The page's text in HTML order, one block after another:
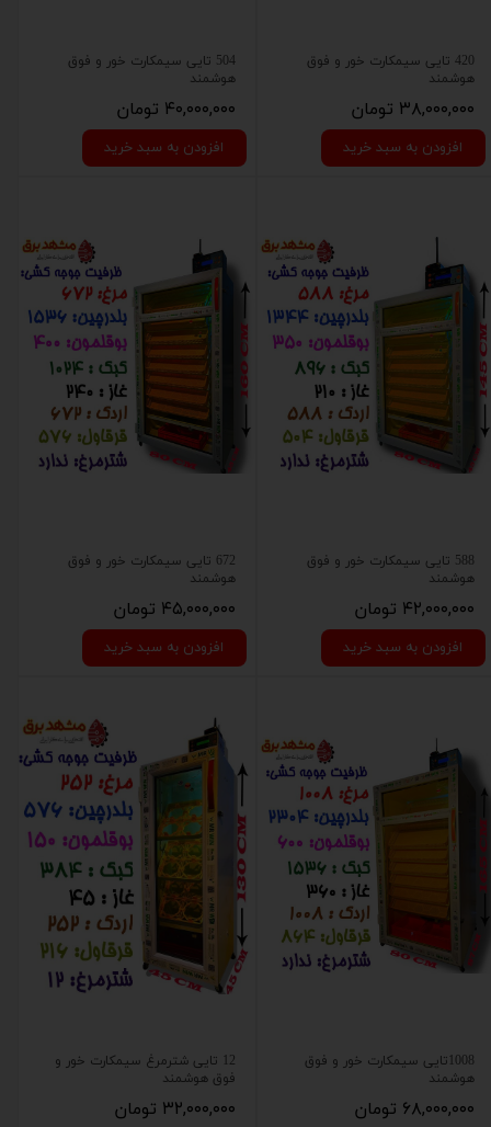
420 تایی سیمکارت خور و فوق
هوشمند
۳۸,۰۰۰,۰۰۰ تومان
افزودن به سبد خرید
504 تایی سیمکارت خور و فوق
هوشمند
۴۰,۰۰۰,۰۰۰ تومان
افزودن به سبد خرید
588 تایی سیمکارت خور و فوق
هوشمند
۴۲,۰۰۰,۰۰۰ تومان
افزودن به سبد خرید
672 تایی سیمکارت خور و فوق
هوشمند
۴۵,۰۰۰,۰۰۰ تومان
افزودن به سبد خرید
1008تایی سیمکارت خور و فوق
هوشمند
۶۸,۰۰۰,۰۰۰ تومان
12 تایی شترمرغ سیمکارت خور و
فوق هوشمند
۳۲,۰۰۰,۰۰۰ تومان